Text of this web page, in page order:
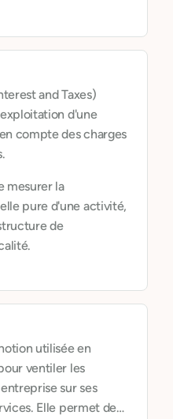
and Taxes)
d'une
compte des charges
mesurer la
pure d'une activité,
de
utilisée en
ventiler les
sur ses
Elle permet de